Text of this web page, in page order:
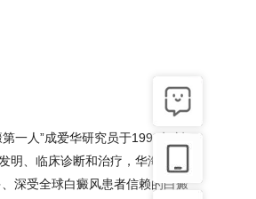
一人”成爱华研究员于1994年创
明、临床诊断和治疗，华海医院
深受全球白癜风患者信赖的白癜